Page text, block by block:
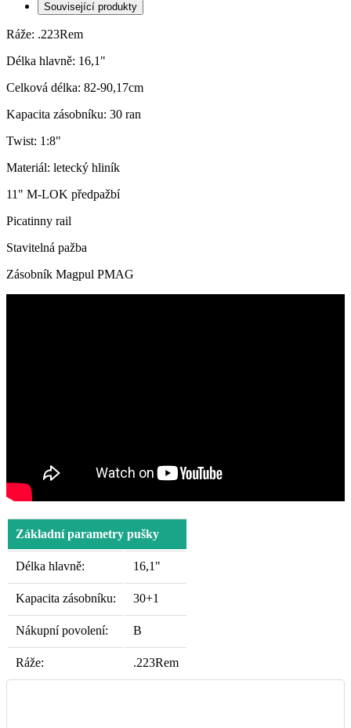
Související produkty
Ráže: .223Rem
Délka hlavně: 16,1"
Celková délka: 82-90,17cm
Kapacita zásobníku: 30 ran
Twist: 1:8"
Materiál: letecký hliník
11" M-LOK předpažbí
Picatinny rail
Stavitelná pažba
Zásobník Magpul PMAG
Základní parametry pušky
Délka hlavně: 16,1"
Kapacita zásobníku: 30+1
Nákupní povolení: B
Ráže: .223Rem